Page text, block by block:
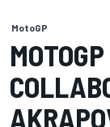
MotoGP